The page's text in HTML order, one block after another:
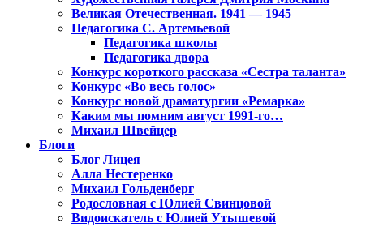
Великая Отечественная. 1941 — 1945
Педагогика С. Артемьевой
Педагогика школы
Педагогика двора
Конкурс короткого рассказа «Сестра таланта»
Конкурс «Во весь голос»
Конкурс новой драматургии «Ремарка»
Каким мы помним август 1991-го…
Михаил Швейцер
Блоги
Блог Лицея
Алла Нестеренко
Михаил Гольденберг
Родословная с Юлией Свинцовой
Видоискатель с Юлией Утышевой